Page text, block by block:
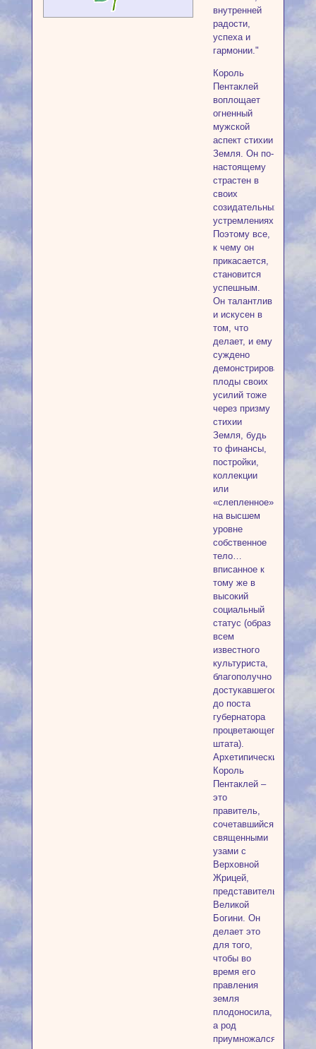
внутренней
радости,
успеха и
гармонии."
Король
Пентаклей
воплощает
огненный
мужской
аспект стихии
Земля. Он по-
настоящему
страстен в
своих
созидательных
устремлениях.
Поэтому все,
к чему он
прикасается,
становится
успешным.
Он талантлив
и искусен в
том, что
делает, и ему
суждено
демонстрировать
плоды своих
усилий тоже
через призму
стихии
Земля, будь
то финансы,
постройки,
коллекции
или
«слепленное»
на высшем
уровне
собственное
тело…
вписанное к
тому же в
высокий
социальный
статус (образ
всем
известного
культуриста,
благополучно
достукавшегося
до поста
губернатора
процветающего
штата).
Архетипически
Король
Пентаклей –
это
правитель,
сочетавшийся
священными
узами с
Верховной
Жрицей,
представительницей
Великой
Богини. Он
делает это
для того,
чтобы во
время его
правления
земля
плодоносила,
а род
приумножался.